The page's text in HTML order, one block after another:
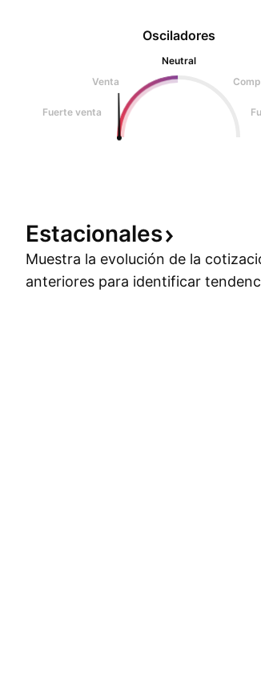
Osciladores
Neutral
Venta
Fuerte venta
Estacionales
Muestra la evolución de la
anteriores para identificar